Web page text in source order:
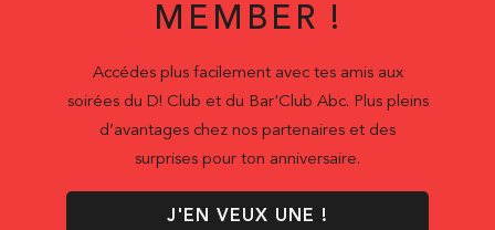
MEMBER !
Accédes plus facilement avec tes amis aux
soirées du D! Club et du Bar'Club Abc. Plus pleins
d’avantages chez nos partenaires et des
surprises pour ton anniversaire.
J'EN VEUX UNE !